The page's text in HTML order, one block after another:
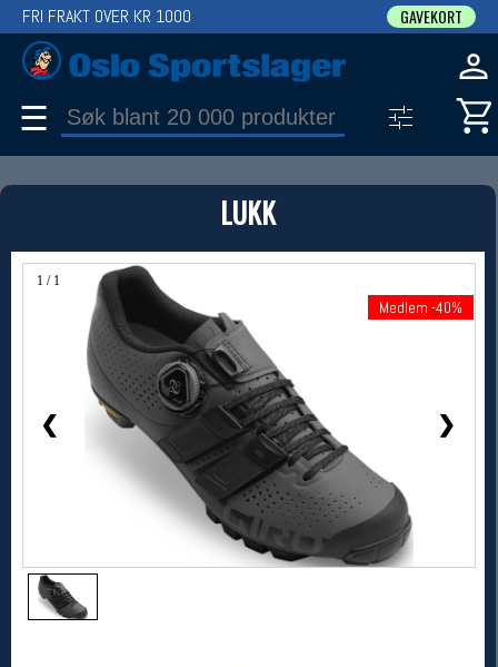
LUKK
1 / 1
❮ ❯
Medlem -40%
FRI FRAKT OVER KR 1000 GAVEKORT
☰
PRODUKT
Produkter (1)
Bruk filter til å spisse søket